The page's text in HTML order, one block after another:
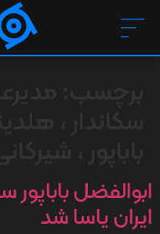
ابوالفضل
ایران یاسا شد